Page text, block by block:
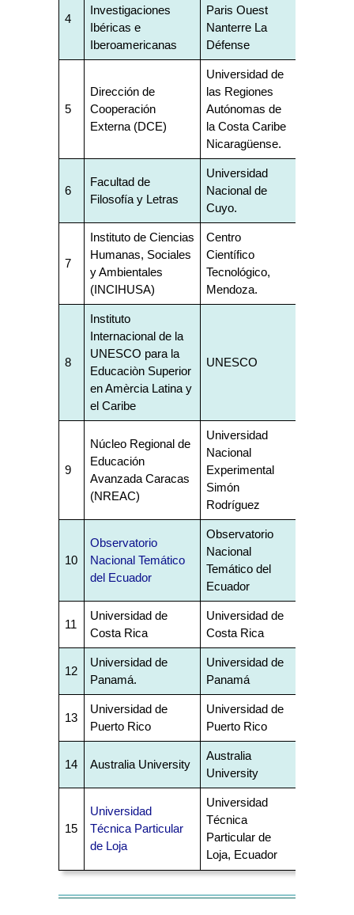
4
Investigaciones
Ibéricas e
Iberoamericanas
Paris Ouest
Nanterre La
Défense
5
Dirección de
Cooperación
Externa (DCE)
Universidad de
las Regiones
Autónomas de
la Costa Caribe
Nicaragüense.
6
Facultad de
Filosofía y Letras
Universidad
Nacional de
Cuyo.
7
Instituto de Ciencias
Humanas, Sociales
y Ambientales
(INCIHUSA)
Centro
Científico
Tecnológico,
Mendoza.
8
Instituto
Internacional de la
UNESCO para la
Educaciòn Superior
en Amèrcia Latina y
el Caribe
UNESCO
9
Núcleo Regional de
Educación
Avanzada Caracas
(NREAC)
Universidad
Nacional
Experimental
Simón
Rodríguez
10
Observatorio
Nacional Temático
del Ecuador
Observatorio
Nacional
Temático del
Ecuador
11
Universidad de
Costa Rica
Universidad de
Costa Rica
12
Universidad de
Panamá.
Universidad de
Panamá
13
Universidad de
Puerto Rico
Universidad de
Puerto Rico
14 Australia University
Australia
University
15
Universidad
Técnica Particular
de Loja
Universidad
Técnica
Particular de
Loja, Ecuador